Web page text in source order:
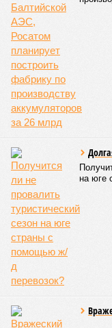
на юге